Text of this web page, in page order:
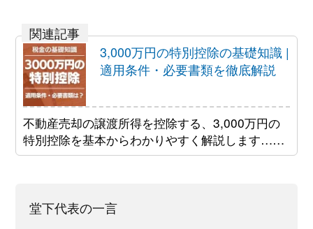
3,000万円の特別控除の基礎知識 |
適用条件・必要書類を徹底解説
不動産売却の譲渡所得を控除する、3,000万円の
特別控除を基本からわかりやすく解説します……
堂下代表の一言